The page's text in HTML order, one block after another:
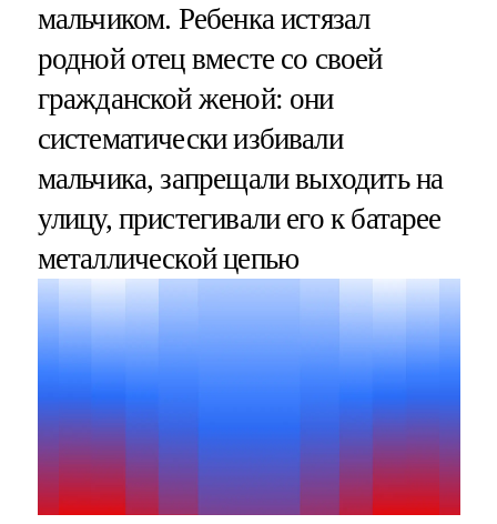
мальчиком. Ребенка истязал
родной отец вместе со своей
гражданской женой: они
систематически избивали
мальчика, запрещали выходить на
улицу, пристегивали его к батарее
металлической цепью